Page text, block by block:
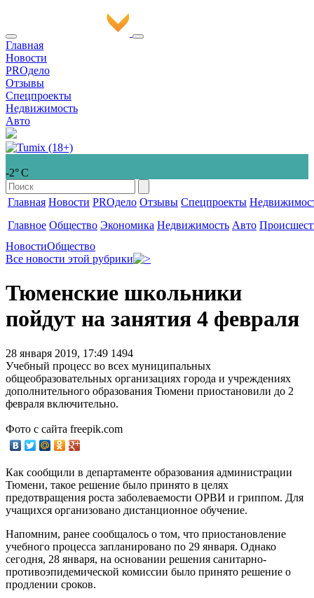
Главная
Новости
PROдело
Отзывы
Спецпроекты
Недвижимость
Авто
-2° С
Главная Новости PROдело Отзывы Спецпроекты
Главное Общество Экономика Недвижимость Авто
НовостиОбщество
Все новости этой рубрики
Тюменские школьники
пойдут на занятия 4 февраля
28 января 2019, 17:49 1494
Учебный процесс во всех муниципальных
общеобразовательных организациях города и учреждениях
дополнительного образования Тюмени приостановили до 2
февраля включительно.
Фото с сайта freepik.com
Как сообщили в департаменте образования администрации
Тюмени, такое решение было принято в целях
предотвращения роста заболеваемости ОРВИ и гриппом. Для
учащихся организовано дистанционное обучение.
Напомним, ранее сообщалось о том, что приостановление
учебного процесса запланировано по 29 января. Однако
сегодня, 28 января, на основании решения санитарно-
противоэпидемической комиссии было принято решение о
продлении сроков.